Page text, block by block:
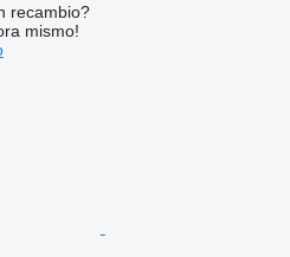
recambio?
mismo!